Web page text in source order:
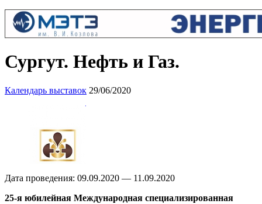
Сургут. Нефть и Газ.
Календарь выставок 29/06/2020
Дата проведения: 09.09.2020 — 11.09.2020
25-я юбилейная Международная специализированная